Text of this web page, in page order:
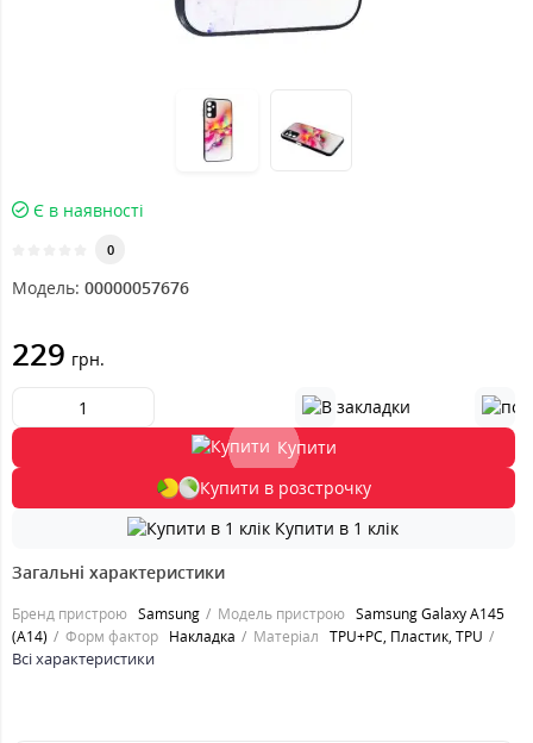
Є в наявності
0
Модель: 00000057676
229 грн.
Купити
Купити в розстрочку
Купити в 1 клік
Загальні характеристики
Бренд пристрою Samsung Модель пристрою Samsung Galaxy A145
(A14)
Форм фактор Накладка Матеріал TPU+PC, Пластик, TPU
Всі характеристики